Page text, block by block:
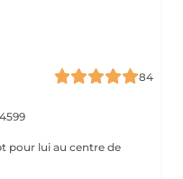
84
pour lui au centre de